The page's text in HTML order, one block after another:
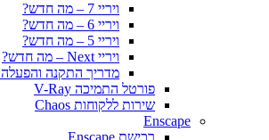
ויריי 7 – מה חדש?
ויריי 6 – מה חדש?
ויריי 5 – מה חדש?
ויריי Next – מה חדש?
מדריך התקנה והפעלה V-Ray for SketchUp
פורטל התמיכה V-Ray
שירות ללקוחות Chaos
Enscape
רכישת Enscape